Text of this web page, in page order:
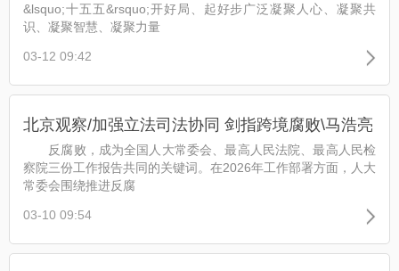
&lsquo;十五五&rsquo;开好局、起好步广泛凝聚人心、凝聚共
识、凝聚智慧、凝聚力量
03-12 09:42
北京观察/加强立法司法协同 剑指跨境腐败\马浩亮
反腐败，成为全国人大常委会、最高人民法院、最高人民检
察院三份工作报告共同的关键词。在2026年工作部署方面，人大
常委会围绕推进反腐
03-10 09:54